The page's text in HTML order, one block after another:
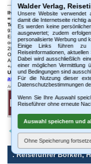
Ihre Fragen zum Reiseführer
==>Walder-Verlag - Kontakt
Tourismusinfos/Büro:Burg
939252 oder 7584
Erreichbar: Von Essen Hbf. mit RE
oder Bus 853 (Richtung
2km Fußweg vom Bahnhof
Ort: Borken-Gemen,
Absprache und
+49(0)2861/939252
Unsere Online-Reiseführer
ansehen .
Anzeige
✔ Hotels
✔
.Reiseführer Borken,
Walder Verlag,
Unsere Website verwendet
damit die Internetseite richtig
Es werden keine
ausgewertet; zudem
personalisierte Werbung und
Einige Links führen zu
Reiseinformationen,
Dabei wird ausschließlich
einer möglichen Vermittlung
und Bedingungen sind
Für die Nutzung dieser
Datenschutzbestimmungen
Wenn Sie Ihre Auswahl
Reiseführer ohne erneute
Auswahl speichern und
Ohne Speicherung